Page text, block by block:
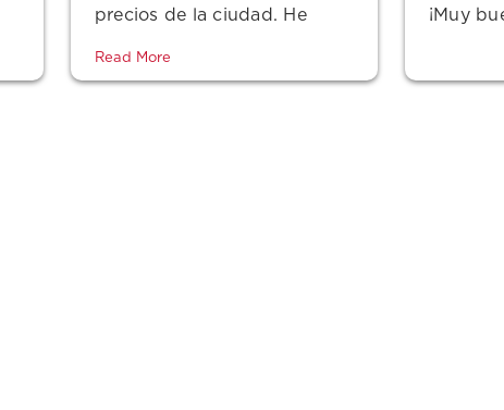
precios de la ciudad. He
Read More
¡Muy